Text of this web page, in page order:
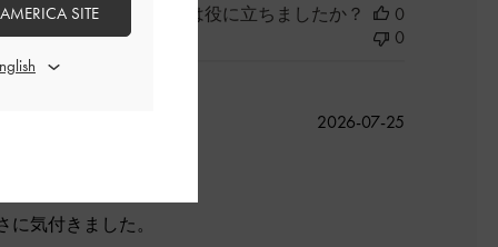
このレビューは役に立ちましたか？
0
0
気付きました。
公
2026-07-25
SITE